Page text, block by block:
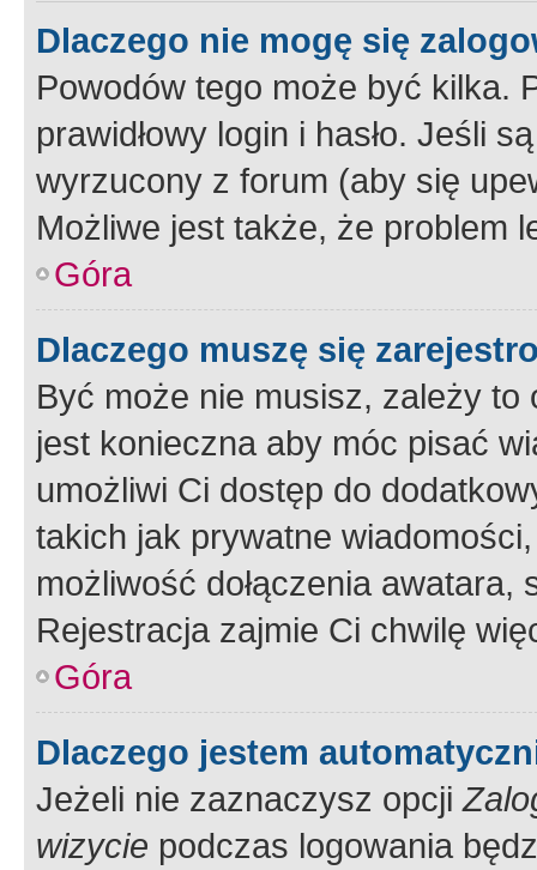
Dlaczego nie mogę się
Powodów tego może być kilka.
prawidłowy login i hasło. Jeśli
wyrzucony z forum (aby się
Możliwe jest także, że problem
Góra
Dlaczego muszę się
Być może nie musisz, zależy
jest konieczna aby móc pisać
umożliwi Ci dostęp do
takich jak prywatne
możliwość dołączenia
Rejestracja zajmie Ci chwilę
Góra
Dlaczego jestem
Jeżeli nie zaznaczysz opcji
wizycie podczas logowania